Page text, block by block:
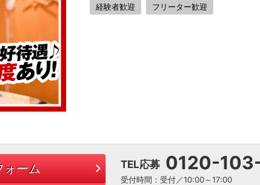
経験者歓迎 フリーター歓迎
ォーム TEL応募 0120-
受付時間：受付／10:00～17:00